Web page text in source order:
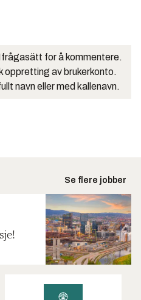
for å kommentere.
oppretting av brukerkonto.
navn eller med kallenavn.
Se flere jobber